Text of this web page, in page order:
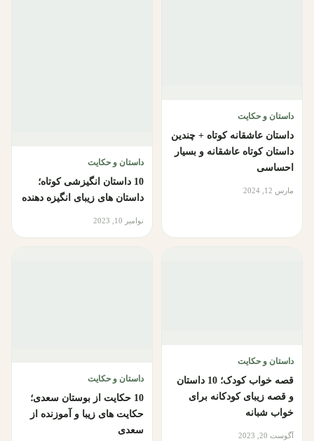
داستان و حکایت
داستان عاشقانه کوتاه + چندین
داستان کوتاه عاشقانه و بسیار
احساسی
مارس 12, 2024
داستان و حکایت
10 داستان انگیزشی کوتاه؛
داستان های زیبای انگیزه دهنده
نوامبر 10, 2023
داستان و حکایت
قصه خواب کودک؛ 10 داستان
و قصه زیبای کودکانه برای
خواب شبانه
آگوست 20, 2023
داستان و حکایت
10 حکایت از بوستان سعدی؛
حکایت های زیبا و آموزنده از
سعدی